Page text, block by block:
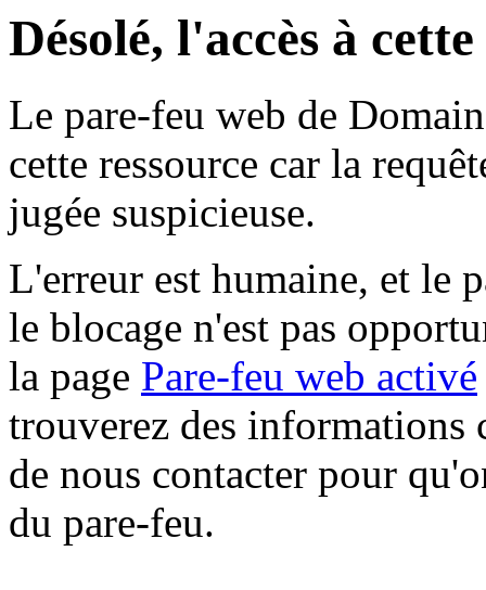
Désolé, l'accès à
Le pare-feu web de
cette ressource car la
jugée suspicieuse.
L'erreur est humaine, et le
le blocage n'est pas
la page Pare-feu web activé
trouverez des informations
de nous contacter pour
du pare-feu.